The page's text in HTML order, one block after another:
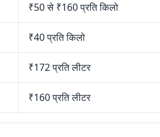
₹50 से ₹160 प्रति किलो
₹40 प्रति किलो
₹172 प्रति लीटर
₹160 प्रति लीटर